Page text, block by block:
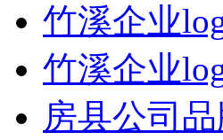
竹溪企业
竹溪企业
房县公司